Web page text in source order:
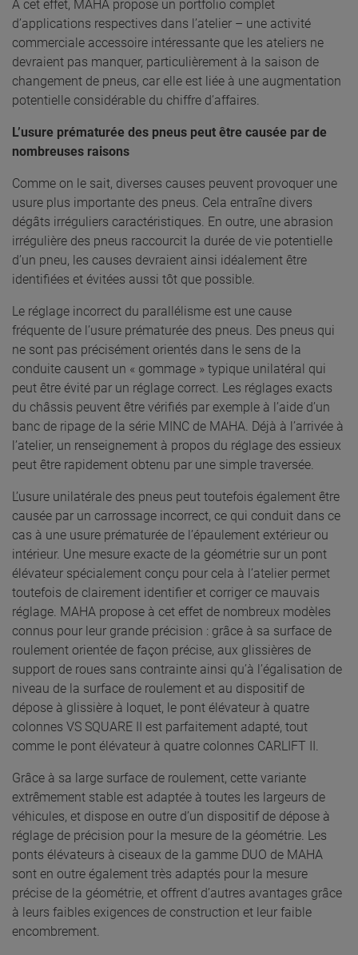
À cet effet, MAHA propose un portfolio complet
d’applications respectives dans l’atelier – une activité
commerciale accessoire intéressante que les ateliers ne
devraient pas manquer, particulièrement à la saison de
changement de pneus, car elle est liée à une augmentation
potentielle considérable du chiffre d’affaires.
L’usure prématurée des pneus peut être causée par de
nombreuses raisons
Comme on le sait, diverses causes peuvent provoquer une
usure plus importante des pneus. Cela entraîne divers
dégâts irréguliers caractéristiques. En outre, une abrasion
irrégulière des pneus raccourcit la durée de vie potentielle
d’un pneu, les causes devraient ainsi idéalement être
identifiées et évitées aussi tôt que possible.
Le réglage incorrect du parallélisme est une cause
fréquente de l’usure prématurée des pneus. Des pneus qui
ne sont pas précisément orientés dans le sens de la
conduite causent un « gommage » typique unilatéral qui
peut être évité par un réglage correct. Les réglages exacts
du châssis peuvent être vérifiés par exemple à l’aide d’un
banc de ripage de la série MINC de MAHA. Déjà à l’arrivée à
l’atelier, un renseignement à propos du réglage des essieux
peut être rapidement obtenu par une simple traversée.
L’usure unilatérale des pneus peut toutefois également être
causée par un carrossage incorrect, ce qui conduit dans ce
cas à une usure prématurée de l’épaulement extérieur ou
intérieur. Une mesure exacte de la géométrie sur un pont
élévateur spécialement conçu pour cela à l’atelier permet
toutefois de clairement identifier et corriger ce mauvais
réglage. MAHA propose à cet effet de nombreux modèles
connus pour leur grande précision : grâce à sa surface de
roulement orientée de façon précise, aux glissières de
support de roues sans contrainte ainsi qu’à l’égalisation de
niveau de la surface de roulement et au dispositif de
dépose à glissière à loquet, le pont élévateur à quatre
colonnes VS SQUARE II est parfaitement adapté, tout
comme le pont élévateur à quatre colonnes CARLIFT II.
Grâce à sa large surface de roulement, cette variante
extrêmement stable est adaptée à toutes les largeurs de
véhicules, et dispose en outre d’un dispositif de dépose à
réglage de précision pour la mesure de la géométrie. Les
ponts élévateurs à ciseaux de la gamme DUO de MAHA
sont en outre également très adaptés pour la mesure
précise de la géométrie, et offrent d’autres avantages grâce
à leurs faibles exigences de construction et leur faible
encombrement.